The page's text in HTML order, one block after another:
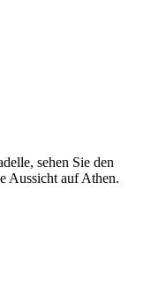
sehen Sie den
Aussicht auf Athen.